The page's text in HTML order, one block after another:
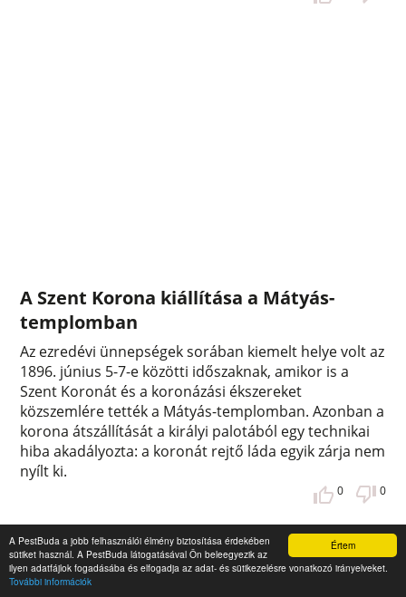
Értem
A PestBuda a jobb felhasználói élmény biztosítása érdekében
sütiket használ. A PestBuda látogatásával Ön beleegyezik az
ilyen adatfájlok fogadásába és elfogadja az adat- és sütikezelésre vonatkozó irányelveket.
További információk
A Szent Korona kiállítása a Mátyás-
templomban
Az ezredévi ünnepségek sorában kiemelt helye volt az
1896. június 5-7-e közötti időszaknak, amikor is a
Szent Koronát és a koronázási ékszereket
közszemlére tették a Mátyás-templomban. Azonban a
korona átszállítását a királyi palotából egy technikai
hiba akadályozta: a koronát rejtő láda egyik zárja nem
nyílt ki.
0 0